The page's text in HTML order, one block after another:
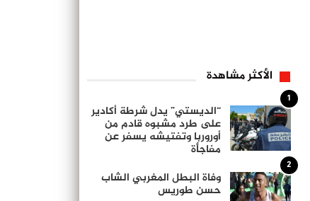
الأكثر مشاهدة
1
“الديستي” يدل شرطة أكادير
على طرد مشبوه قادم من
أوروربا وتفتيشه يسفر عن
مفاجأة
2
وفاة البطل المغربي الشاب
حسن طوريس